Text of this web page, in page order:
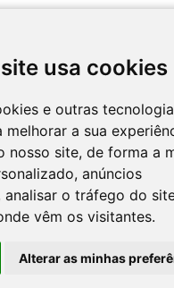
usa cookies
e outras
melhorar a sua
nosso site, de forma a
anúncios
analisar o tráfego do
vêm os visitantes.
Alterar as minhas
Cultura 2026 © Todos os